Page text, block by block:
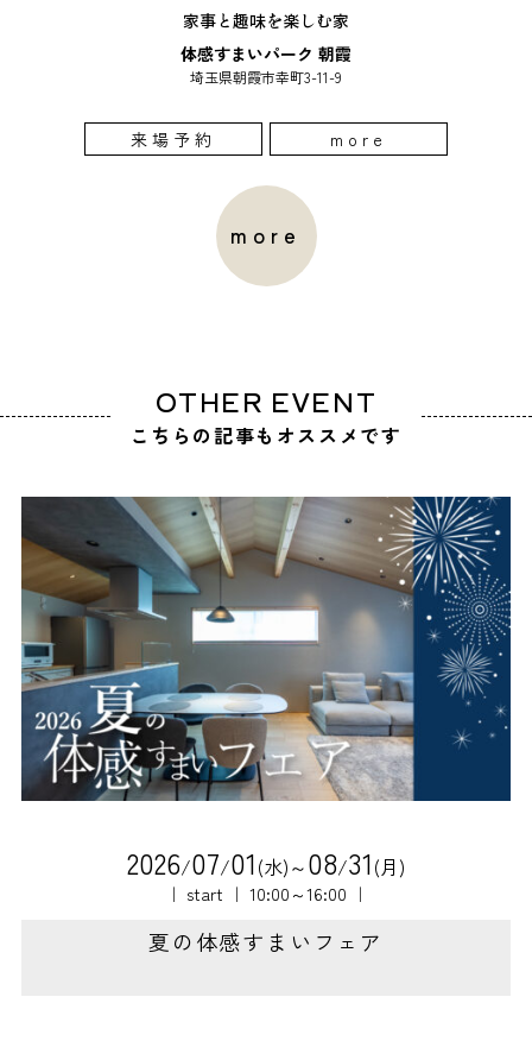
家事と趣味を楽しむ家
体感すまいパーク 朝霞
埼玉県朝霞市幸町3-11-9
来場予約 more
more
OTHER EVENT
こちらの記事もオススメです
2026/07/01(水)～08/31(月)
｜ start ｜ 10:00～16:00 ｜
夏の体感すまいフェア